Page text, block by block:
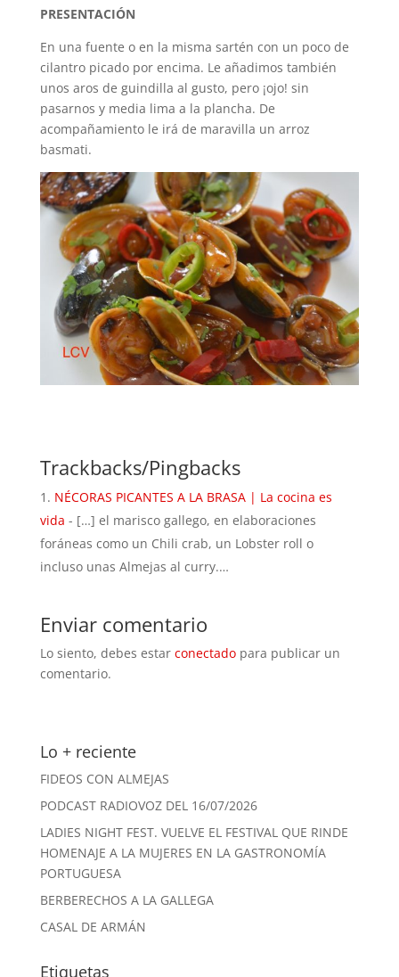
PRESENTACIÓN
En una fuente o en la misma sartén con un poco de
cilantro picado por encima. Le añadimos también
unos aros de guindilla al gusto, pero ¡ojo! sin
pasarnos y media lima a la plancha. De
acompañamiento le irá de maravilla un arroz
basmati.
Trackbacks/Pingbacks
NÉCORAS PICANTES A LA BRASA | La cocina es
vida - […] el marisco gallego, en elaboraciones
foráneas como un Chili crab, un Lobster roll o
incluso unas Almejas al curry.…
Enviar comentario
Lo siento, debes estar conectadopara publicar un
comentario.
Lo + reciente
FIDEOS CON ALMEJAS
PODCAST RADIOVOZ DEL 16/07/2026
LADIES NIGHT FEST. VUELVE EL FESTIVAL QUE RINDE
HOMENAJE A LA MUJERES EN LA GASTRONOMÍA
PORTUGUESA
BERBERECHOS A LA GALLEGA
CASAL DE ARMÁN
Etiquetas